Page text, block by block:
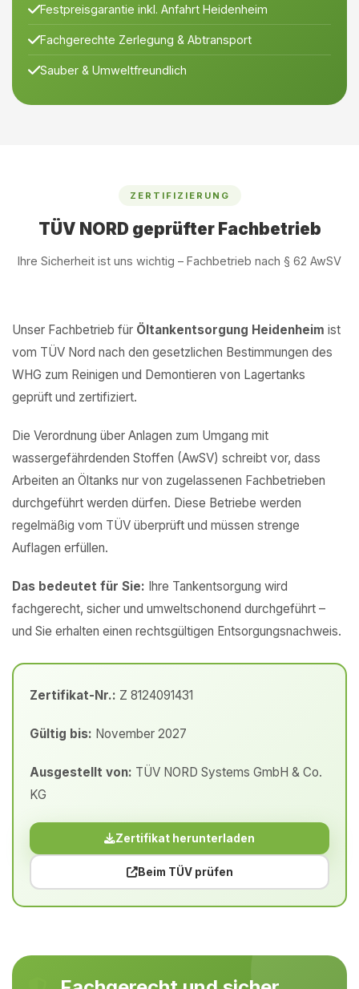
Festpreisgarantie inkl. Anfahrt Heidenheim
Fachgerechte Zerlegung & Abtransport
Sauber & Umweltfreundlich
ZERTIFIZIERUNG
TÜV NORD geprüfter Fachbetrieb
Ihre Sicherheit ist uns wichtig – Fachbetrieb nach § 62 AwSV
Unser Fachbetrieb für Öltankentsorgung Heidenheim ist
vom TÜV Nord nach den gesetzlichen Bestimmungen des
WHG zum Reinigen und Demontieren von Lagertanks
geprüft und zertifiziert.
Die Verordnung über Anlagen zum Umgang mit
wassergefährdenden Stoffen (AwSV) schreibt vor, dass
Arbeiten an Öltanks nur von zugelassenen Fachbetrieben
durchgeführt werden dürfen. Diese Betriebe werden
regelmäßig vom TÜV überprüft und müssen strenge
Auflagen erfüllen.
Das bedeutet für Sie: Ihre Tankentsorgung wird
fachgerecht, sicher und umweltschonend durchgeführt –
und Sie erhalten einen rechtsgültigen Entsorgungsnachweis.
Zertifikat-Nr.: Z 8124091431
Gültig bis: November 2027
Ausgestellt von: TÜV NORD Systems GmbH & Co.
KG
Zertifikat herunterladen
Beim TÜV prüfen